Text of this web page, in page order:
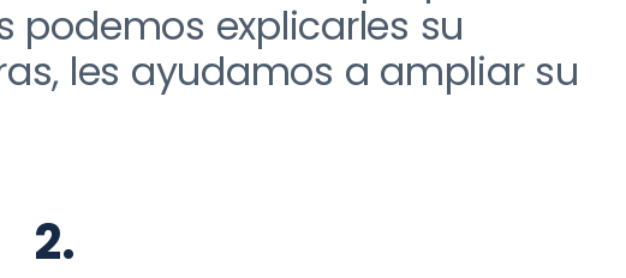
explicarles su
les ayudamos a ampliar su
2.